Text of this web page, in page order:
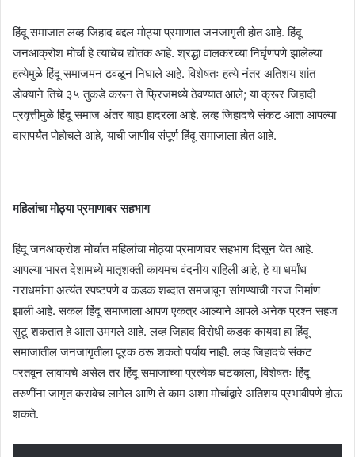
हिंदू समाजात लव्ह जिहाद बद्दल मोठ्या प्रमाणात जनजागृती होत आहे. हिंदू
जनआक्रोश मोर्चा हे त्याचेच द्योतक आहे. श्रद्धा वालकरच्या निर्घृणपणे झालेल्या
हत्येमुळे हिंदू समाजमन ढवळून निघाले आहे. विशेषतः हत्ये नंतर अतिशय शांत
डोक्याने तिचे ३५ तुकडे करून ते फ्रिजमध्ये ठेवण्यात आले; या क्रूर जिहादी
प्रवृत्तीमुळे हिंदू समाज अंतर बाह्य हादरला आहे. लव्ह जिहादचे संकट आता आपल्या
दारापर्यंत पोहोचले आहे, याची जाणीव संपूर्ण हिंदू समाजाला होत आहे.
महिलांचा मोठ्या प्रमाणावर सहभाग
हिंदू जनआक्रोश मोर्चात महिलांचा मोठ्या प्रमाणावर सहभाग दिसून येत आहे.
आपल्या भारत देशामध्ये मातृशक्ती कायमच वंदनीय राहिली आहे, हे या धर्मांध
नराधमांना अत्यंत स्पष्टपणे व कडक शब्दात समजावून सांगण्याची गरज निर्माण
झाली आहे. सकल हिंदू समाजाला आपण एकत्र आल्याने आपले अनेक प्रश्न सहज
सुटू शकतात हे आता उमगले आहे. लव्ह जिहाद विरोधी कडक कायदा हा हिंदू
समाजातील जनजागृतीला पूरक ठरू शकतो पर्याय नाही. लव्ह जिहादचे संकट
परतवून लावायचे असेल तर हिंदू समाजाच्या प्रत्येक घटकाला, विशेषतः हिंदू
तरुणींना जागृत करावेच लागेल आणि ते काम अशा मोर्चाद्वारे अतिशय प्रभावीपणे होऊ
शकते.